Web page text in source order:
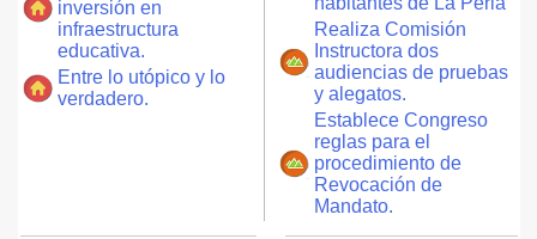
inversión en
infraestructura
educativa.
Entre lo utópico y lo
verdadero.
Realiza Comisión
Instructora dos
audiencias de pruebas
y alegatos.
Establece Congreso
reglas para el
procedimiento de
Revocación de
Mandato.